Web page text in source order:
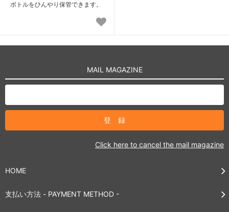
ボトルをひんやり保管できます。
MAIL MAGAZINE
Click here to cancel the mail magazine
HOME
支払い方法 - PAYMENT METHOD -